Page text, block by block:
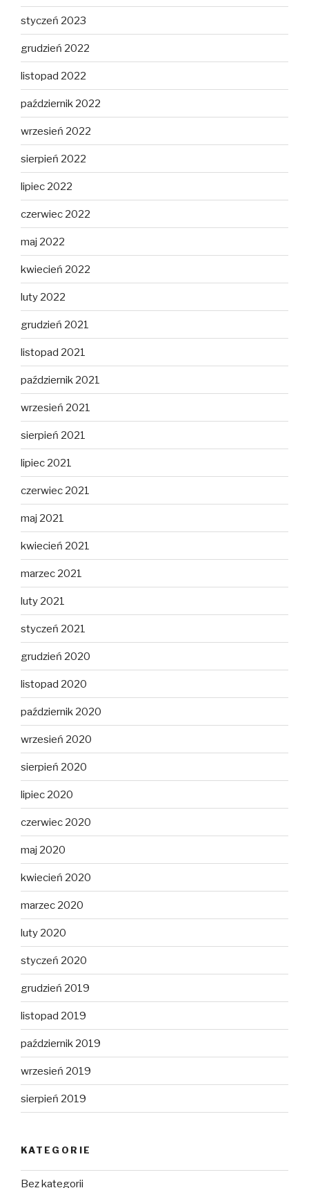
styczeń 2023
grudzień 2022
listopad 2022
październik 2022
wrzesień 2022
sierpień 2022
lipiec 2022
czerwiec 2022
maj 2022
kwiecień 2022
luty 2022
grudzień 2021
listopad 2021
październik 2021
wrzesień 2021
sierpień 2021
lipiec 2021
czerwiec 2021
maj 2021
kwiecień 2021
marzec 2021
luty 2021
styczeń 2021
grudzień 2020
listopad 2020
październik 2020
wrzesień 2020
sierpień 2020
lipiec 2020
czerwiec 2020
maj 2020
kwiecień 2020
marzec 2020
luty 2020
styczeń 2020
grudzień 2019
listopad 2019
październik 2019
wrzesień 2019
sierpień 2019
KATEGORIE
Bez kategorii